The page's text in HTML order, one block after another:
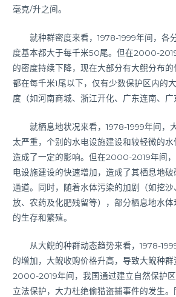
毫克/升之间。
就种群密度来看，1978-1999年间，各
度基本都大于每千米50尾。但在2000-
的密度持续下降，现在大部分有大鲵分布
都在每千米1尾以下，仅有少数保护区内的
度（如河南商城、浙江开化、广东连南、广
就栖息地状况来看，1978-1999年间，
太严重，个别的水电设施建设和较轻微的
造成了一定的影响。但在2000-2019年间
电设施建设的快速增加，造成了其栖息地
通道。同时，随着水体污染的加剧（如挖
放、农药及化肥残留等），部分栖息地水
的生存和繁殖。
从大鲵的种群动态趋势来看，1978-
的增加，大鲵收购价格升高，导致大鲵种
2000-2019年间，我国通过建立自然保护
立法保护，大力杜绝偷猎盗捕事件的发生